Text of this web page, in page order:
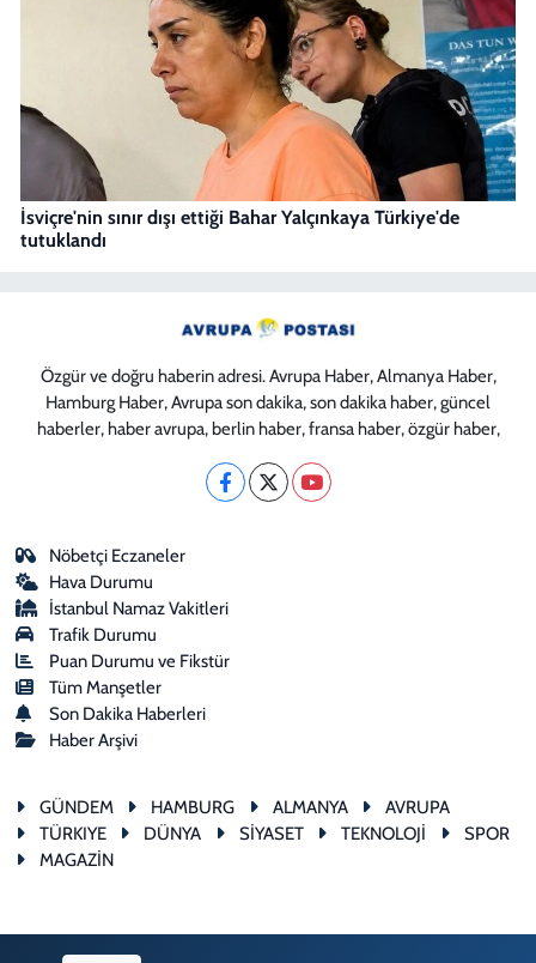
İsviçre'nin sınır dışı ettiği Bahar Yalçınkaya Türkiye'de
tutuklandı
Özgür ve doğru haberin adresi. Avrupa Haber, Almanya Haber,
Hamburg Haber, Avrupa son dakika, son dakika haber, güncel
haberler, haber avrupa, berlin haber, fransa haber, özgür haber,
Nöbetçi Eczaneler
Hava Durumu
İstanbul Namaz Vakitleri
Trafik Durumu
Puan Durumu ve Fikstür
Tüm Manşetler
Son Dakika Haberleri
Haber Arşivi
GÜNDEM HAMBURG ALMANYA
AVRUPA
TÜRKIYE
DÜNYA SİYASET TEKNOLOJİ
SPOR
MAGAZİN